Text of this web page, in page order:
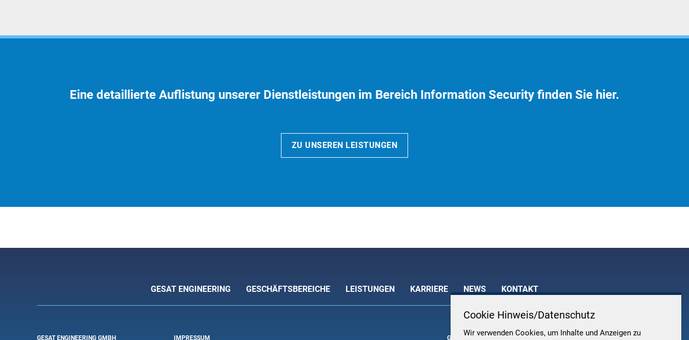
Eine detaillierte Auflistung unserer Dienstleistungen im Bereich Information Security finden Sie hier.
ZU UNSEREN LEISTUNGEN
GESAT ENGINEERING GESCHÄFTSBEREICHE LEISTUNGEN KARRIERE NEWS KONTAKT
GESAT ENGINEERING GMBH IMPRESSUM GESAT ENGINEERING GMBH
Cookie Hinweis/Datenschutz
Wir verwenden Cookies, um Inhalte und Anzeigen zu